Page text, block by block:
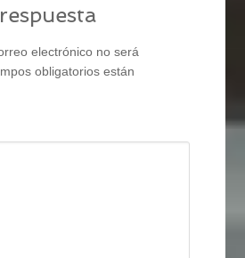
electrónico no será
obligatorios están